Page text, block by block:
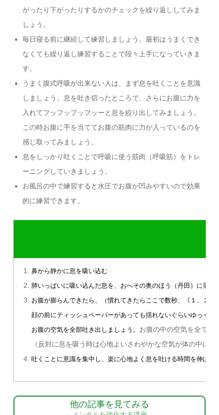
がったり下がったりするかのチェックを繰り返ししてみま
しょう。
毎日寝る前に継続して練習しましょう。 最初はうまくでき
なくても繰り返し練習することで段々上手になっていきま
す。
うまく腹式呼吸が出来ない人は、まず息を吐くことを意識
しましょう。息を吐き切ったところで、さらにお腹に力を
入れてフッフッフッフッーと息を絞り出してみましょう。
この時お腹に手を当ててお腹の筋肉に力が入っているのを
感じ取ってみましょう。
息をしっかり吐くことで呼吸に使う筋肉（呼吸筋）をトレ
ーニングしていきましょう。
お風呂の中で練習すると水圧でお腹が凹みやすいので効果
的に練習できます。
鼻から静かに息を吸い込む
肺いっぱいに吸い込んだ息を、おへその奥のほう（丹田）に落と
お腹が膨らんできたら、（慣れてきたらここで数秒、《１、２
顔の前にティッシュペーパーがあっても揺れないぐらいゆっくり
お腹の空気を全部吐き出しましょう。 お腹の中の空気を全てゆ
（反対に息を吸う時は心地よいさわやかな空気が体の中に
吐くことに意識を集中し、楽に心地よく息を吐ける時間を伸ばし
他の記事を見てみる